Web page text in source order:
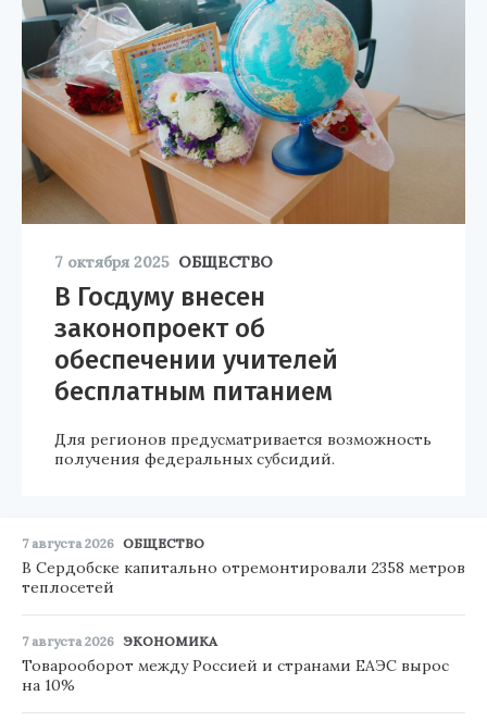
7 октября 2025 ОБЩЕСТВО
В Госдуму внесен
законопроект об
обеспечении учителей
бесплатным питанием
Для регионов предусматривается возможность
получения федеральных субсидий.
7 августа 2026 ОБЩЕСТВО
В Сердобске капитально отремонтировали 2358 метров
теплосетей
7 августа 2026 ЭКОНОМИКА
Товарооборот между Россией и странами ЕАЭС вырос
на 10%